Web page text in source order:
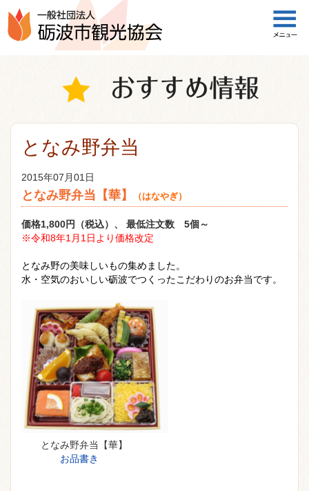
一般社団法人 砺波市観光協会
となみ野弁当
2015年07月01日
となみ野弁当【華】 （はなやぎ）
価格1,800円（税込）、 最低注文数 5個～
※令和8年1月1日より価格改定
となみ野の美味しいもの集めました。
水・空気のおいしい砺波でつくったこだわりのお弁当です。
となみ野弁当【華】
お品書き